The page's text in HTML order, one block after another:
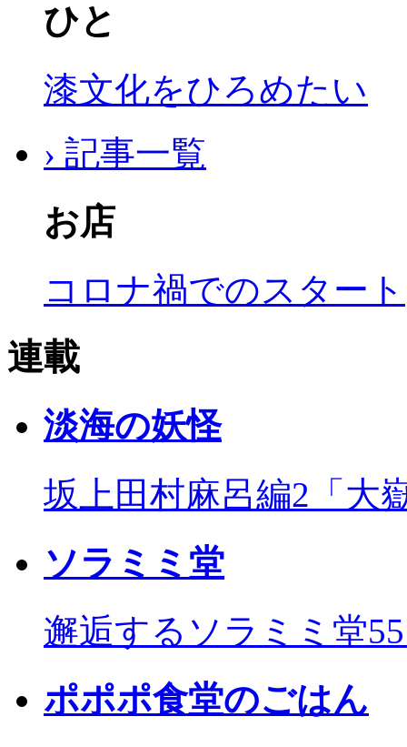
ひと
漆文化をひろめたい
› 記事一覧
お店
コロナ禍でのスタート
連載
淡海の妖怪
坂上田村麻呂編2「大
ソラミミ堂
邂逅するソラミミ堂
ポポポ食堂のごはん